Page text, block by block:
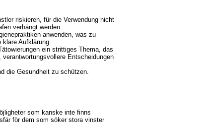
riskieren, für die Verwendung nicht
verhängt werden.
anwenden, was zu
Aufklärung.
ein strittiges Thema, das
Entscheidungen
die Gesundheit zu schützen.
som kanske inte finns
för dem som söker stora vinster